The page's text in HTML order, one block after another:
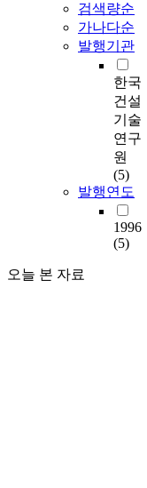
검색량순
가나다순
발행기관
한국
건설
기술
연구
원
(5)
발행연도
1996
(5)
오늘 본 자료